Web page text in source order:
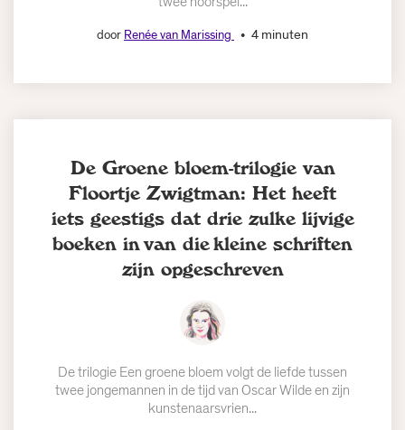
door Renée van Marissing 4 minuten
De Groene bloem-trilogie van
Floortje Zwigtman: Het heeft
iets geestigs dat drie zulke lijvige
boeken in van die kleine schriften
zijn opgeschreven
De trilogie Een groene bloem volgt de liefde tussen
twee jongemannen in de tijd van Oscar Wilde en zijn
kunstenaarsvrien...